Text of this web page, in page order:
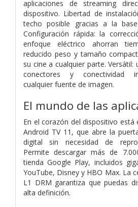
aplicaciones de streaming
dispositivo. Libertad de
techo posible gracias a la
Configuración rápida: la
enfoque eléctrico ahorran
reducido peso y tamaño
su cine a cualquier parte. Versátil:
conectores y conectividad
cualquier fuente de imagen.
El mundo de las
En el corazón del dispositivo está
Android TV 11, que abre la
digital sin necesidad de
Permite descargar más de
tienda Google Play, incluidos
YouTube, Disney y HBO Max. La
L1 DRM garantiza que puedas
alta definición.